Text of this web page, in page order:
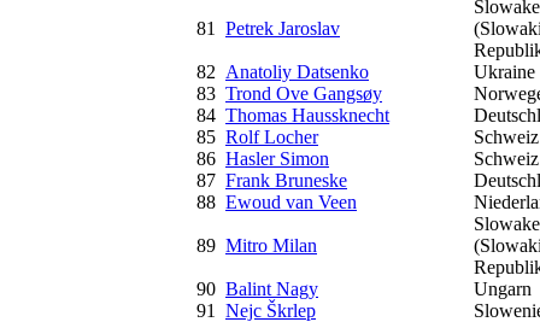
81 Petrek Jaroslav
82 Anatoliy Datsenko
Ukraine
83 Trond Ove Gangsøy
84 Thomas Haussknecht
85 Rolf Locher
Schweiz
86 Hasler Simon
Schweiz
87 Frank Bruneske
88 Ewoud van Veen
89 Mitro Milan
90 Balint Nagy
Ungarn
91
Nejc Škrlep